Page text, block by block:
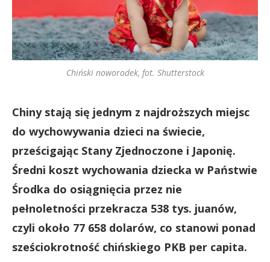
Chiński noworodek, fot. Shutterstock
Chiny stają się jednym z najdroższych miejsc
do wychowywania dzieci na świecie,
prześcigając Stany Zjednoczone i Japonię.
Średni koszt wychowania dziecka w Państwie
Środka do osiągnięcia przez nie
pełnoletności przekracza 538 tys. juanów,
czyli około 77 658 dolarów, co stanowi ponad
sześciokrotność chińskiego PKB per capita.